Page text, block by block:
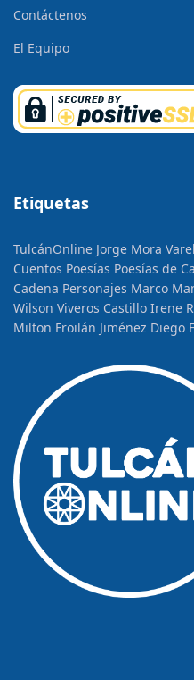
Contáctenos
El Equipo
Etiquetas
TulcánOnline Jorge Mora
Cuentos Poesías Poesías de
Cadena Personajes Marco
Wilson Viveros Castillo Irene
Milton Froilán Jiménez Diego